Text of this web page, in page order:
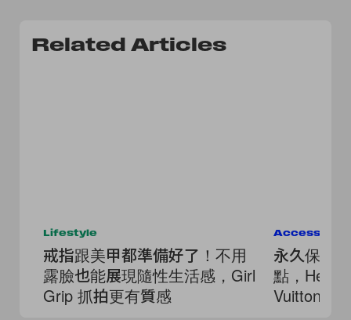
Related Articles
Lifestyle
戒指跟美甲都準備好了！不用
露臉也能展現隨性生活感，Girl
Grip 抓拍更有質感
永久保存
點，
Vuitton 哪